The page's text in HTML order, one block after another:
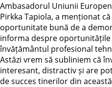
Ambasadorul Uniunii
Pirkka Tapiola, a menționat
oportunitate bună de a
informa despre oportunitățile
învățământul profesional
Astăzi vrem să subliniem că
interesant, distractiv și are
de succes tinerilor din